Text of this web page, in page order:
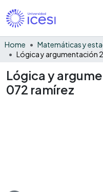
Home
Lógica y
072 ramírez